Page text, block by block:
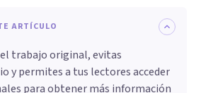
ARTÍCULO
trabajo original, evitas
y permites a tus lectores acceder
para obtener más información